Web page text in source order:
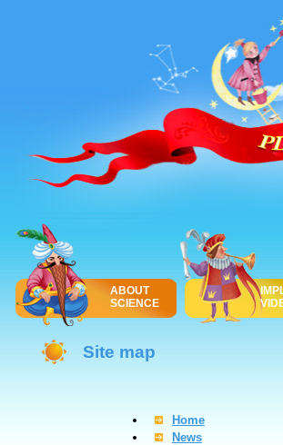
ABOUT
SCIENCE
Site map
Home
News